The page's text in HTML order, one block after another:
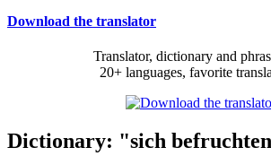
Download the translator
Translator, dictionary and
20+ languages, favorite
Dictionary: "sich